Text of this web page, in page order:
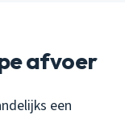
afvoer
een